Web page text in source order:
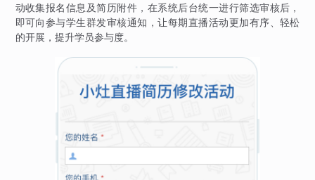
动收集报名信息及简历附件，在系统后台统一进行筛选审核后，
即可向参与学生群发审核通知，让每期直播活动更加有序、轻松
的开展，提升学员参与度。